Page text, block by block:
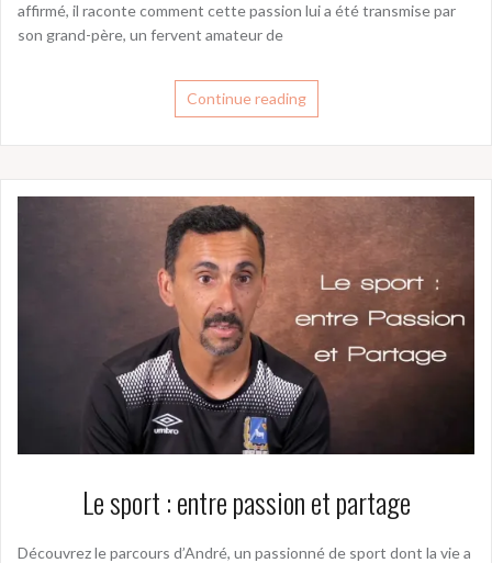
affirmé, il raconte comment cette passion lui a été transmise par
son grand-père, un fervent amateur de
Continue reading
Le sport : entre passion et partage
Découvrez le parcours d’André, un passionné de sport dont la vie a